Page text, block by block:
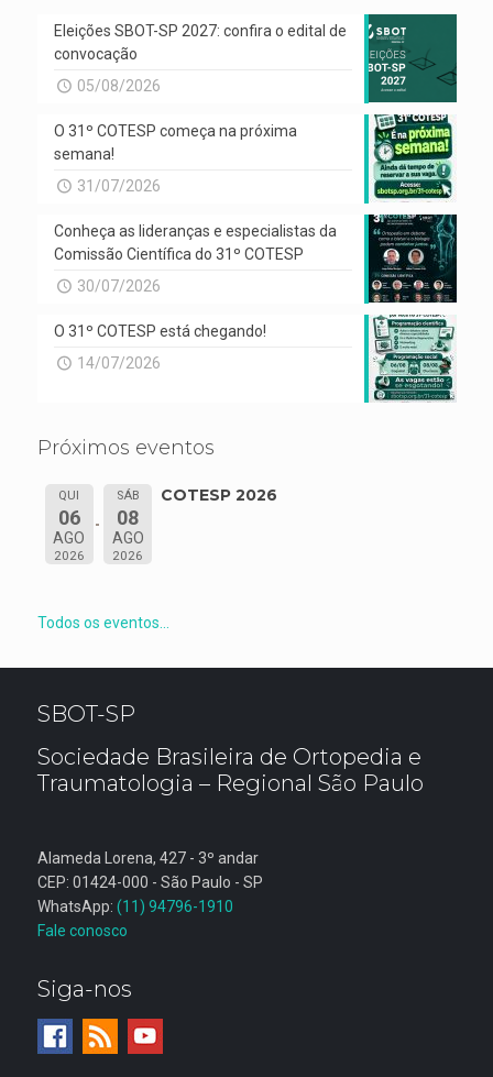
Eleições SBOT-SP 2027: confira o edital de
convocação
05/08/2026
O 31º COTESP começa na próxima
semana!
31/07/2026
Conheça as lideranças e especialistas da
Comissão Científica do 31º COTESP
30/07/2026
O 31º COTESP está chegando!
14/07/2026
Próximos eventos
QUI
06
AGO
2026
SÁB
08
AGO
2026
COTESP 2026
Todos os eventos...
SBOT-SP
Sociedade Brasileira de Ortopedia e
Traumatologia – Regional São Paulo
Alameda Lorena, 427 - 3º andar
CEP: 01424-000 - São Paulo - SP
WhatsApp: (11) 94796-1910
Fale conosco
Siga-nos